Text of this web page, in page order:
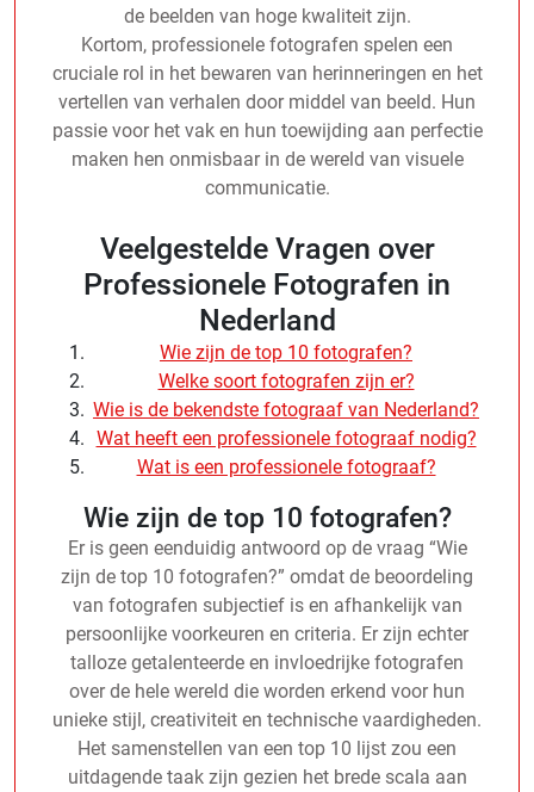
de beelden van hoge kwaliteit zijn.
Kortom, professionele fotografen spelen een
cruciale rol in het bewaren van herinneringen en het
vertellen van verhalen door middel van beeld. Hun
passie voor het vak en hun toewijding aan perfectie
maken hen onmisbaar in de wereld van visuele
communicatie.
Veelgestelde Vragen over
Professionele Fotografen in
Nederland
Wie zijn de top 10 fotografen?
Welke soort fotografen zijn er?
Wie is de bekendste fotograaf van Nederland?
Wat heeft een professionele fotograaf nodig?
Wat is een professionele fotograaf?
Wie zijn de top 10 fotografen?
Er is geen eenduidig antwoord op de vraag “Wie
zijn de top 10 fotografen?” omdat de beoordeling
van fotografen subjectief is en afhankelijk van
persoonlijke voorkeuren en criteria. Er zijn echter
talloze getalenteerde en invloedrijke fotografen
over de hele wereld die worden erkend voor hun
unieke stijl, creativiteit en technische vaardigheden.
Het samenstellen van een top 10 lijst zou een
uitdagende taak zijn gezien het brede scala aan